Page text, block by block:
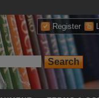
Register